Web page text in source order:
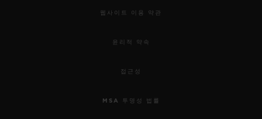
웹사이트 이용 약관
윤리적 약속
접근성
MSA 투명성 법률